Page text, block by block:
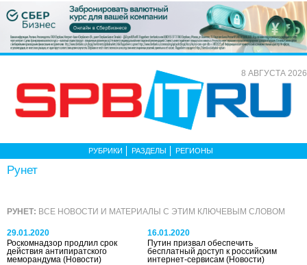
8 АВГУСТА 2026
РУБРИКИ РАЗДЕЛЫ РЕГИОНЫ
Рунет
РУНЕТ: ВСЕ НОВОСТИ И МАТЕРИАЛЫ С ЭТИМ КЛЮЧЕВЫМ СЛОВОМ
29.01.2020
Роскомнадзор продлил срок
действия антипиратского
меморандума (Новости)
16.01.2020
Путин призвал обеспечить
бесплатный доступ к российским
интернет-сервисам(Новости)